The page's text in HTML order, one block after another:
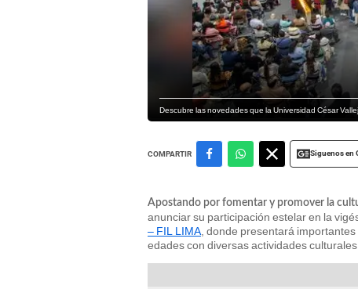
Descubre las novedades que la Universidad César
COMPARTIR Siguenos en
Apostando por fomentar y promover la
anunciar su participación estelar en la
– FIL LIMA , donde presentará
edades con diversas actividades culturales.